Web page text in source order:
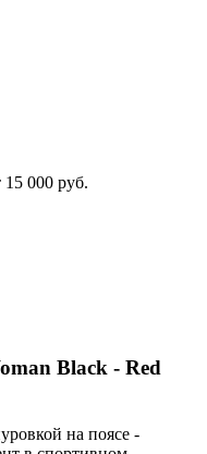
15 000 руб.
Black - Red
на поясе -